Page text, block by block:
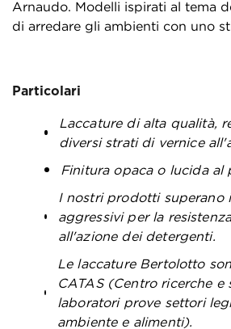
Arnaudo. Modelli ispirati al tema
di arredare gli ambienti con uno
Particolari
Laccature di alta qualità,
diversi strati di vernice
Finitura opaca o lucida al
I nostri prodotti superano
aggressivi per la
all'azione dei detergenti.
Le laccature Bertolotto
CATAS (Centro ricerche e
laboratori prove settori
ambiente e alimenti).